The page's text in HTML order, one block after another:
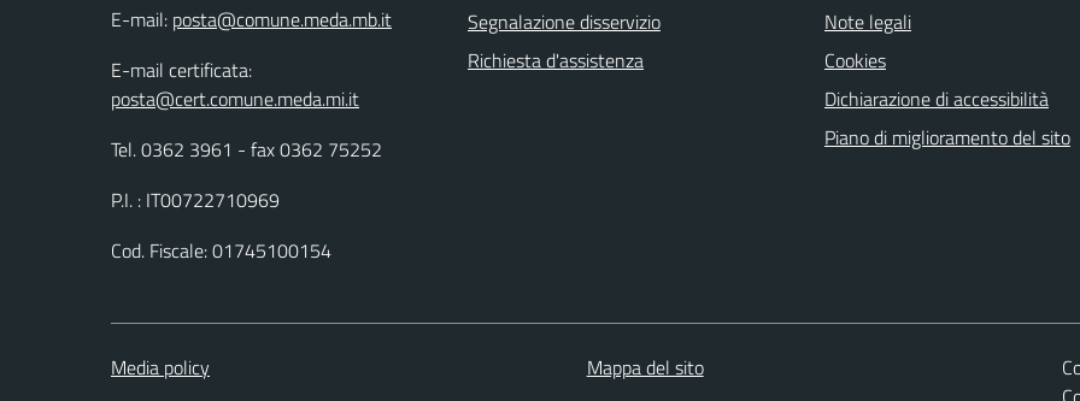
E-mail: posta@comune.meda.mb.it
E-mail certificata:
posta@cert.comune.meda.mi.it
Tel. 0362 3961 - fax 0362 75252
P.I. : IT00722710969
Cod. Fiscale: 01745100154
Segnalazione disservizio
Richiesta d'assistenza
Note legali
Cookies
Dichiarazione di accessibilità
Piano di miglioramento del sito
Media policy Mappa del sito